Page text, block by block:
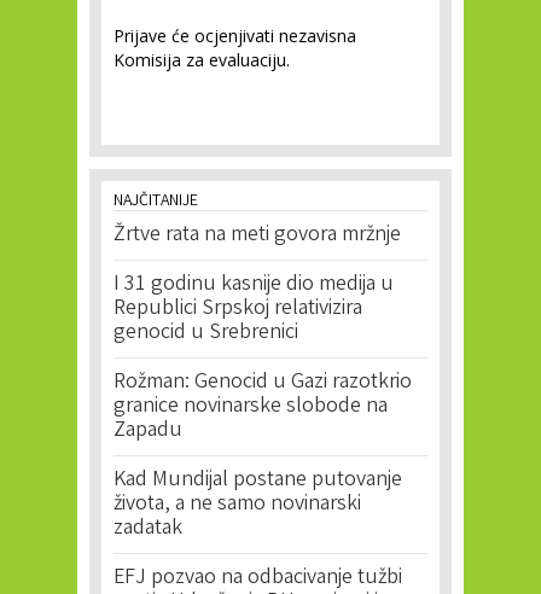
Prijave će ocjenjivati nezavisna
Komisija za evaluaciju.
NAJČITANIJE
Žrtve rata na meti govora mržnje
I 31 godinu kasnije dio medija u
Republici Srpskoj relativizira
genocid u Srebrenici
Rožman: Genocid u Gazi razotkrio
granice novinarske slobode na
Zapadu
Kad Mundijal postane putovanje
života, a ne samo novinarski
zadatak
EFJ pozvao na odbacivanje tužbi